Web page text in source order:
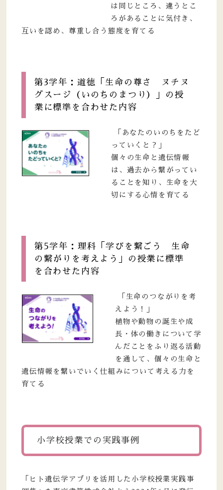
は同じところ、違うとこ
ろがあることに気付き、
互いを認め、尊重し合う態度を育てる
第3学年：道徳「生命の尊さ ヌチヌ
グスージ（いのちのまつり）」の授
業に標準を合わせた内容
「あなたのいのちをたど
っていくと？」
個々の生命と遺伝情報
は、過去から繋がってい
ることを知り、生命を大
切にする心情を育てる
第5学年：理科「学びを繋ごう 生命
の繋がりを考えよう」の授業に標準
を合わせた内容
「生命のつながりを考
えよう！」
植物や動物の誕生や成
長・体の働きについて学
んだことをふり返る活動
を通して、個々の生命と
遺伝情報を繋いでいく仕組みについて考える力を
育てる
小学校授業での実践事例
「ヒト遺伝学アプリを活用した小学校授業実践事